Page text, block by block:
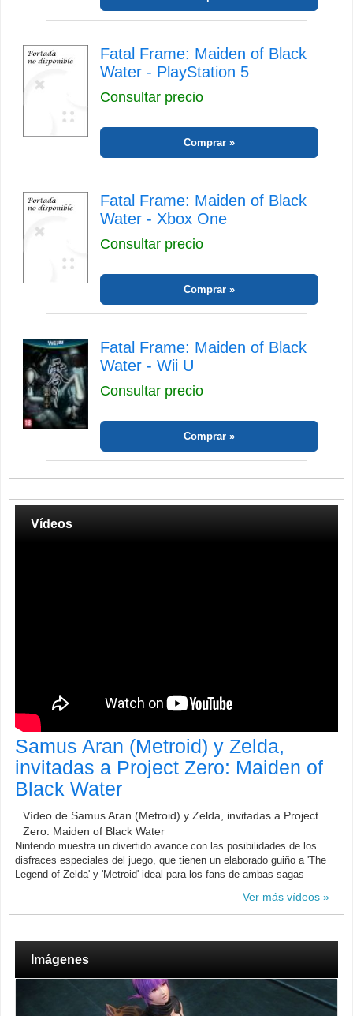
Fatal Frame: Maiden of Black
Water - PlayStation 5
Consultar precio
Comprar
Fatal Frame: Maiden of Black
Water - Xbox One
Consultar precio
Comprar
Fatal Frame: Maiden of Black
Water - Wii U
Consultar precio
Comprar
Vídeos
Samus Aran (Metroid) y Zelda,
invitadas a Project Zero: Maiden of
Black Water
Vídeo de Samus Aran (Metroid) y Zelda, invitadas a Project
Zero: Maiden of Black Water
Nintendo muestra un divertido avance con las posibilidades de los
disfraces especiales del juego, que tienen un elaborado guiño a 'The
Legend of Zelda' y 'Metroid' ideal para los fans de ambas sagas
Ver más vídeos
Imágenes